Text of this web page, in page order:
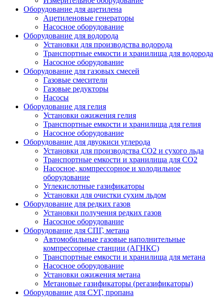
Оборудование для ацетилена
Ацетиленовые генераторы
Насосное оборудование
Оборудование для водорода
Установки для производства водорода
Транспортные емкости и хранилища для водорода
Насосное оборудование
Оборудование для газовых смесей
Газовые смесители
Газовые редукторы
Насосы
Оборудование для гелия
Установки ожижения гелия
Транспортные емкости и хранилища для гелия
Насосное оборудование
Оборудование для двуокиси углерода
Установки для производства СО2 и сухого льда
Транспортные емкости и хранилища для CO2
Насосное, компрессорное и холодильное
оборудование
Углекислотные газификаторы
Установки для очистки сухим льдом
Оборудование для редких газов
Установки получения редких газов
Насосное оборудование
Оборудование для СПГ, метана
Автомобильные газовые наполнительные
компрессорные станции (АГНКС)
Транспортные емкости и хранилища для метана
Насосное оборудование
Установки ожижения метана
Метановые газификаторы (регазификаторы)
Оборудование для СУГ, пропана